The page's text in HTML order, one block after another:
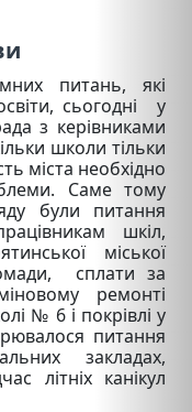
питань, які
сьогодні у
з керівниками
школи тільки
міста необхідно
Саме тому
були питання
шкіл,
міської
сплати за
ремонті
№ 6 і покрівлі у
питання
закладах,
літніх канікул